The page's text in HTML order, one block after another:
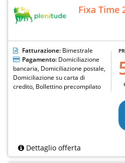
Fixa Time
Fatturazione: Bimestrale
Pagamento: Domiciliazione
bancaria, Domiciliazione postale,
Domiciliazione su carta di
credito, Bollettino precompilato
Dettaglio offerta